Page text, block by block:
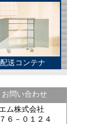
配送コンテナ
お問い合わせ
ム株式会社
６－０１２４